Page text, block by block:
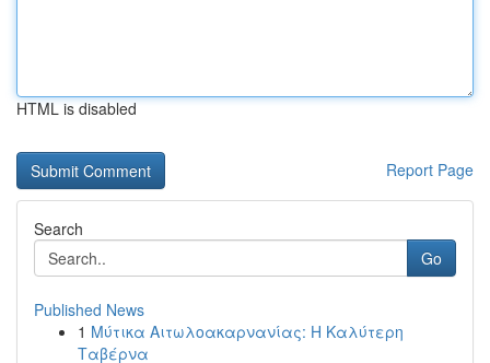
HTML is disabled
Report Page
Search
Go
Published News
1 Μύτικα Αιτωλοακαρνανίας: Η Καλύτερη
Ταβέρνα